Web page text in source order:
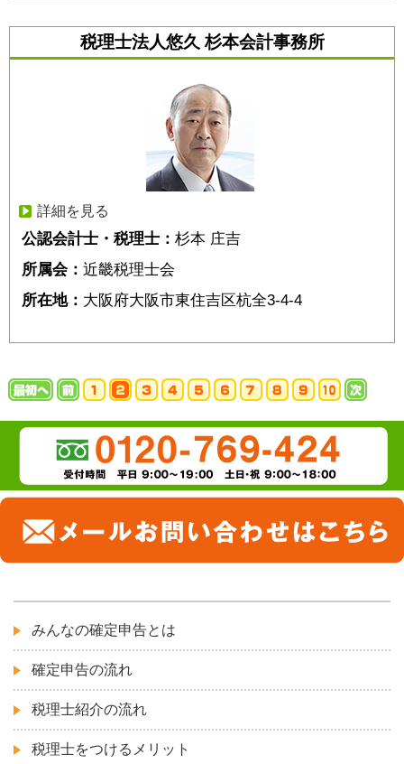
税理士法人悠久 杉本会計事務所
詳細を見る
公認会計士・税理士： 杉本 庄吉
所属会： 近畿税理士会
所在地： 大阪府大阪市東住吉区杭全3-4-4
みんなの確定申告とは
確定申告の流れ
税理士紹介の流れ
税理士をつけるメリット